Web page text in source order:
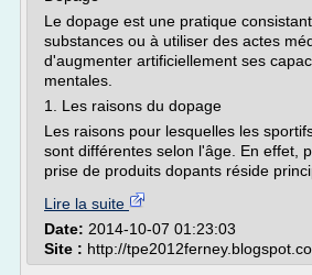
Le dopage est une pratique
substances ou à utiliser des actes
d'augmenter artificiellement ses
mentales.
1. Les raisons du dopage
Les raisons pour lesquelles les
sont différentes selon l'âge. En effet,
prise de produits dopants réside
Lire la suite
Date: 2014-10-07 01:23:03
Site : http://